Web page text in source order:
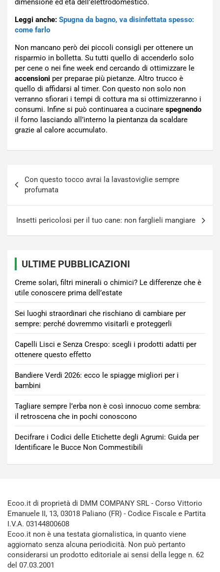
dimensione ed età dell’elettrodomestico.
Leggi anche: Spugna da bagno, va disinfettata spesso:
come farlo
Non mancano però dei piccoli consigli per ottenere un
risparmio in bolletta. Su tutti quello di accenderlo solo
per cene o nei fine week end cercando di ottimizzare le
accensioni per preparae più pietanze. Altro trucco è
quello di affidarsi al timer. Con questo non solo non
verranno sfiorari i tempi di cottura ma si ottimizzeranno i
consumi. Infine si può continuarea a cucinare spegnendo
il forno lasciando all’interno la pientanza da scaldare
grazie al calore accumulato.
articoli
Con questo tocco avrai la lavastoviglie sempre
profumata
Insetti pericolosi per il tuo cane: non farglieli mangiare
ULTIME PUBBLICAZIONI
Creme solari, filtri minerali o chimici? Le differenze che è
utile conoscere prima dell’estate
Sei luoghi straordinari che rischiano di cambiare per
sempre: perché dovremmo visitarli e proteggerli
Capelli Lisci e Senza Crespo: scegli i prodotti adatti per
ottenere questo effetto
Bandiere Verdi 2026: ecco le spiagge migliori per i
bambini
Tagliare sempre l’erba non è così innocuo come sembra:
il retroscena che in pochi conoscono
Decifrare i Codici delle Etichette degli Agrumi: Guida per
Identificare le Bucce Non Commestibili
Ecoo.it di proprietà di DMM COMPANY SRL - Corso Vittorio
Emanuele II, 13, 03018 Paliano (FR) - Codice Fiscale e Partita
I.V.A. 03144800608
Ecoo.it non è una testata giornalistica, in quanto viene
aggiornato senza alcuna periodicità. Non può pertanto
considerarsi un prodotto editoriale ai sensi della legge n. 62
del 07.03.2001